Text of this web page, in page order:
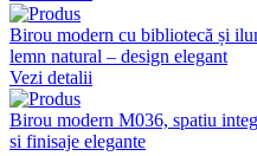
Birou modern cu bibliotecă și
lemn natural – design elegant
Vezi detalii
Birou modern M036, spatiu
si finisaje elegante